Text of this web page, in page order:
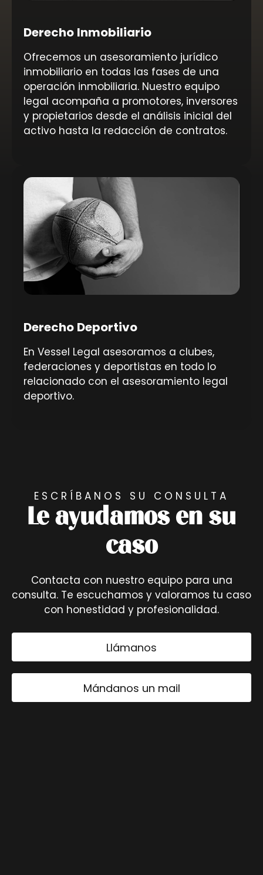
Derecho Inmobiliario
Ofrecemos un asesoramiento jurídico
inmobiliario en todas las fases de una
operación inmobiliaria. Nuestro equipo
legal acompaña a promotores, inversores
y propietarios desde el análisis inicial del
activo hasta la redacción de contratos.
Derecho Deportivo
En Vessel Legal asesoramos a clubes,
federaciones y deportistas en todo lo
relacionado con el asesoramiento legal
deportivo.
ESCRÍBANOS SU CONSULTA
Le ayudamos en su
caso
Contacta con nuestro equipo para una
consulta. Te escuchamos y valoramos tu caso
con honestidad y profesionalidad.
Llámanos
Mándanos un mail